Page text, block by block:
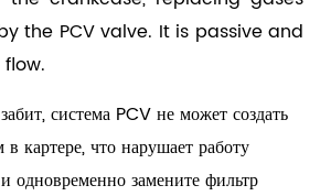
the PCV valve. It is passive and
система PCV не может создать
картере, что нарушает работу
одновременно замените фильтр